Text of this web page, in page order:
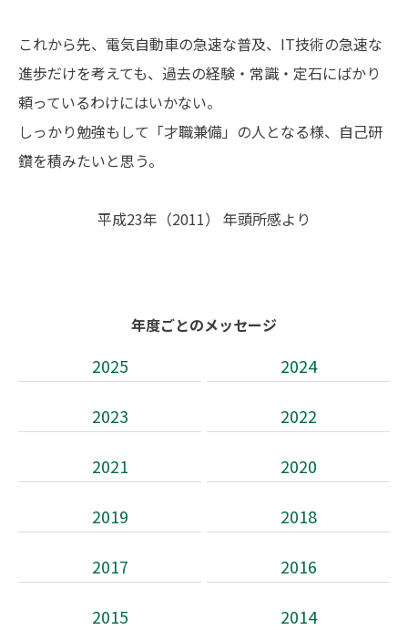
これから先、電気自動車の急速な普及、IT技術の急速な
進歩だけを考えても、過去の経験・常識・定石にばかり
頼っているわけにはいかない。
しっかり勉強もして「才職兼備」の人となる様、自己研
鑽を積みたいと思う。
平成23年（2011） 年頭所感より
年度ごとのメッセージ
2025 2024
2023 2022
2021 2020
2019 2018
2017 2016
2015 2014